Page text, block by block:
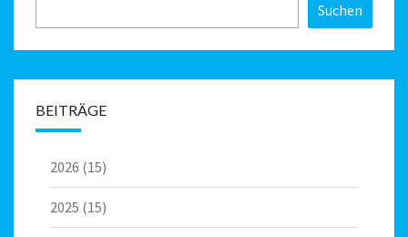
Suchen
BEITRÄGE
2026 (15)
2025 (15)